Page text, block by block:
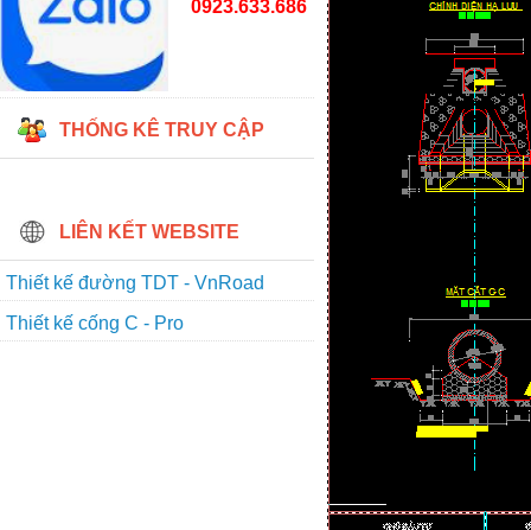
0923.633.686
THỐNG KÊ TRUY CẬP
LIÊN KẾT WEBSITE
Thiết kế đường TDT - VnRoad
Thiết kế cống C - Pro